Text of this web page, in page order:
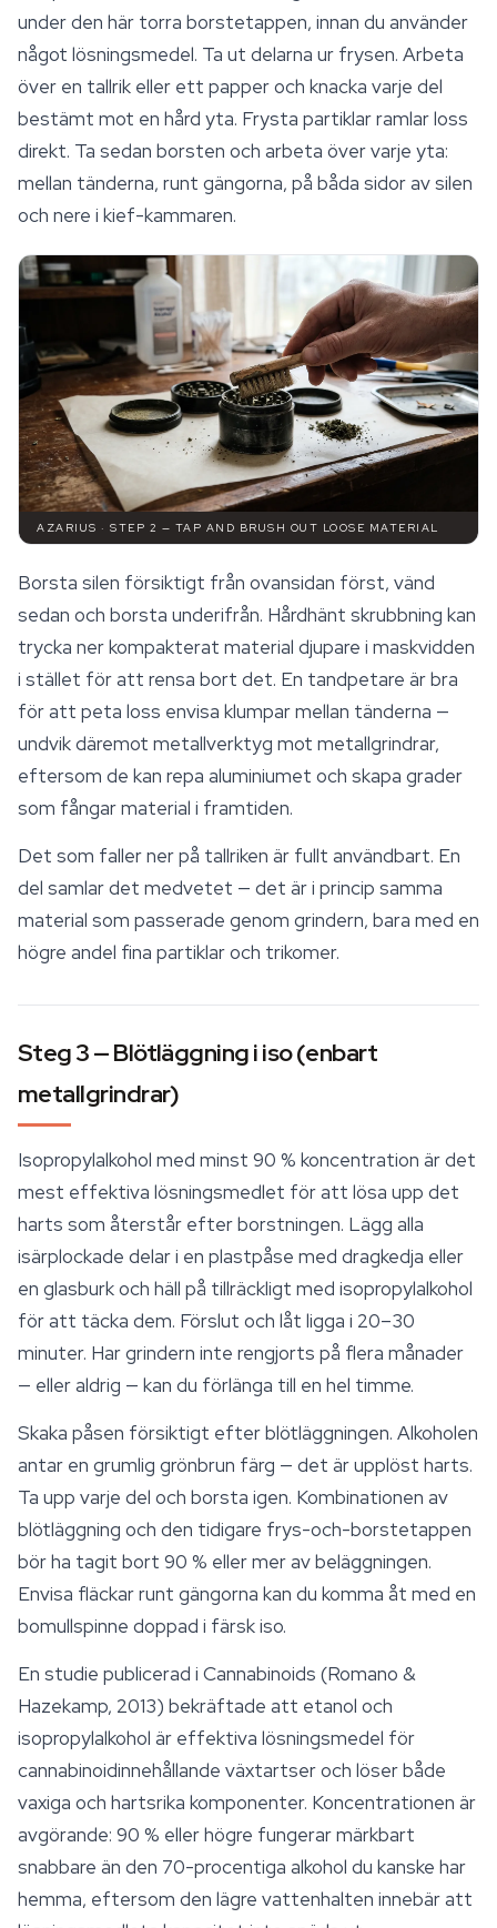
under den här torra borstetappen, innan du använder
något lösningsmedel. Ta ut delarna ur frysen. Arbeta
över en tallrik eller ett papper och knacka varje del
bestämt mot en hård yta. Frysta partiklar ramlar loss
direkt. Ta sedan borsten och arbeta över varje yta:
mellan tänderna, runt gängorna, på båda sidor av silen
och nere i kief-kammaren.
AZARIUS · STEP 2 — TAP AND BRUSH OUT LOOSE MATERIAL
Borsta silen försiktigt från ovansidan först, vänd
sedan och borsta underifrån. Hårdhänt skrubbning kan
trycka ner kompakterat material djupare i maskvidden
i stället för att rensa bort det. En tandpetare är bra
för att peta loss envisa klumpar mellan tänderna —
undvik däremot metallverktyg mot metallgrindrar,
eftersom de kan repa aluminiumet och skapa grader
som fångar material i framtiden.
Det som faller ner på tallriken är fullt användbart. En
del samlar det medvetet — det är i princip samma
material som passerade genom grindern, bara med en
högre andel fina partiklar och trikomer.
Steg 3 — Blötläggning i iso (enbart
metallgrindrar)
Isopropylalkohol med minst 90 % koncentration är det
mest effektiva lösningsmedlet för att lösa upp det
harts som återstår efter borstningen. Lägg alla
isärplockade delar i en plastpåse med dragkedja eller
en glasburk och häll på tillräckligt med isopropylalkohol
för att täcka dem. Förslut och låt ligga i 20–30
minuter. Har grindern inte rengjorts på flera månader
— eller aldrig — kan du förlänga till en hel timme.
Skaka påsen försiktigt efter blötläggningen. Alkoholen
antar en grumlig grönbrun färg — det är upplöst harts.
Ta upp varje del och borsta igen. Kombinationen av
blötläggning och den tidigare frys-och-borstetappen
bör ha tagit bort 90 % eller mer av beläggningen.
Envisa fläckar runt gängorna kan du komma åt med en
bomullspinne doppad i färsk iso.
En studie publicerad i Cannabinoids (Romano &
Hazekamp, 2013) bekräftade att etanol och
isopropylalkohol är effektiva lösningsmedel för
cannabinoidinnehållande växtartser och löser både
vaxiga och hartsrika komponenter. Koncentrationen är
avgörande: 90 % eller högre fungerar märkbart
snabbare än den 70-procentiga alkohol du kanske har
hemma, eftersom den lägre vattenhalten innebär att